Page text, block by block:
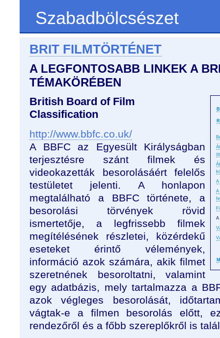
Szabadbölcsészet
BRIT FILMTÖRTÉNET
A LEGFONTOSABB LINKEK A
TÉMAKÖRÉBEN
A
A
A
British Board of Film
Classification
http://www.bbfc.co.uk/
A BBFC az Egyesült Királyságban
terjesztésre szánt filmek és
videokazetták besorolásáért felelős
testületet jelenti. A honlapon
megtalálható a BBFC története, a
besorolási törvények rövid
ismertetője, a legfrissebb filmek
megítélésének részletei, közérdekű
eseteket érintő vélemények,
információ azok számára, akik filmet
szeretnének besoroltatni, valamint
egy adatbázis, mely tartalmazza a
azok végleges besorolását,
vágtak-e a filmen besorolás előtt,
rendezőről és a főbb szereplőkről is